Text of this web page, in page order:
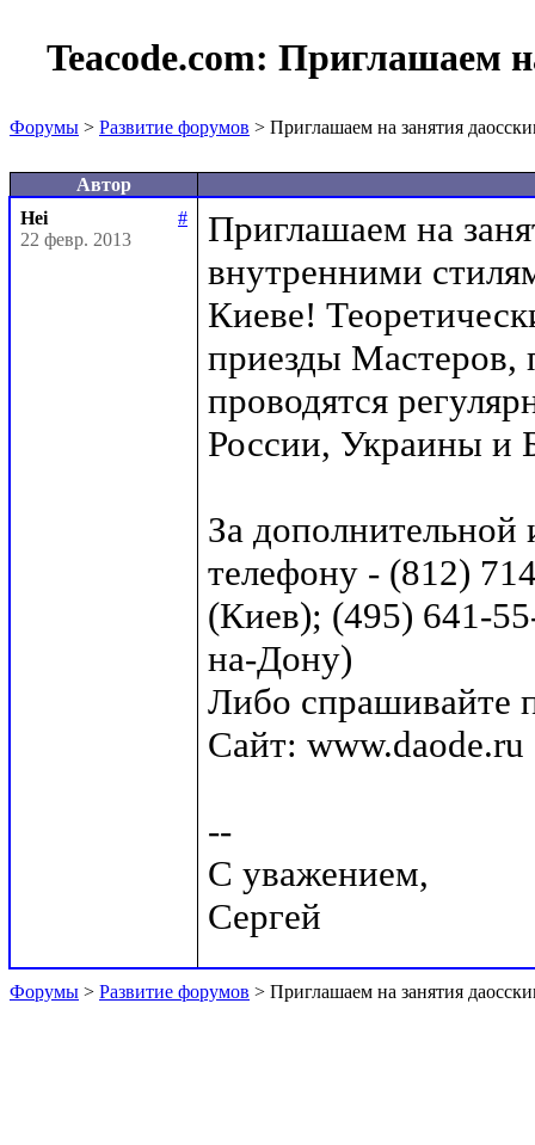
Teacode.com: Приглашаем
Форумы > Развитие форумов > Приглашаем на занятия
Автор
Hei
#
22 февр. 2013
Приглашаем на
внутренними
Киеве!
приезды Мастеров,
проводятся
России, Украины и
За
телефону - (812)
(Киев); (495) 641-
на-Дону)
Либо спрашивайте
Сайт: www.daode.ru
--
С уважением,
Форумы > Развитие форумов > Приглашаем на занятия